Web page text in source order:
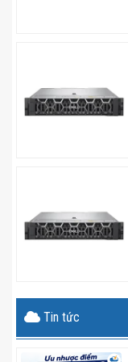
Hiệu suất cao,
nhanh chóng.
dữ liệu, tiết kiệm
Nhờ hỗ trợ nhiều
chủ có thể dễ
Tin tức